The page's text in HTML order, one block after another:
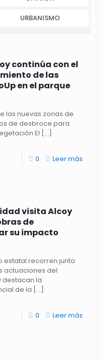
URBANISMO
continúa con el
de las
en el parque
las nuevas zonas de
de desbroce para
El […]
0 Leer más
visita Alcoy
de
su impacto
estatal recorren junto
actuaciones del
destacan la
de la […]
0 Leer más